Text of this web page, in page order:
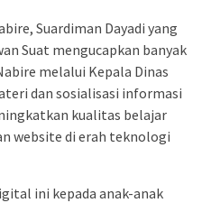
Suardiman Dayadi yang
Suat mengucapkan banyak
melalui Kepala Dinas
dan sosialisasi informasi
kualitas belajar
website di erah teknologi
ini kepada anak-anak